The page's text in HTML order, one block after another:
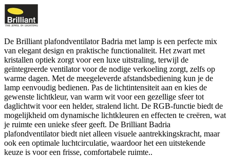
De Brilliant plafondventilator Badria met lamp is een perfecte mix
van elegant design en praktische functionaliteit. Het zwart met
kristallen optiek zorgt voor een luxe uitstraling, terwijl de
geïntegreerde ventilator voor de nodige verkoeling zorgt, zelfs op
warme dagen. Met de meegeleverde afstandsbediening kun je de
lamp eenvoudig bedienen. Pas de lichtintensiteit aan en kies de
gewenste lichtkleur, van warm wit voor een gezellige sfeer tot
daglichtwit voor een helder, stralend licht. De RGB-functie biedt de
mogelijkheid om dynamische lichtkleuren en effecten te creëren, wat
je ruimte een unieke sfeer geeft. De Brilliant Badria
plafondventilator biedt niet alleen visuele aantrekkingskracht, maar
ook een optimale luchtcirculatie, waardoor het een uitstekende
keuze is voor een frisse, comfortabele ruimte..